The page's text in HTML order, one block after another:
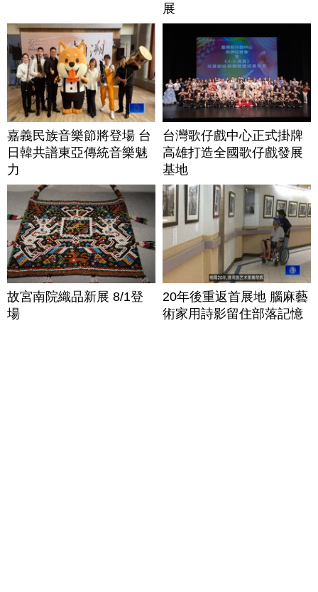
展
嘉義民族音樂節將登場 台
日韓共譜東亞傳統音樂魅
力
台灣歌仔戲中心正式掛牌
高雄打造全國歌仔戲發展
基地
故宮南院織品新展 8/1登
場
20年後重返首展地 腦麻藝
術家用詩影留住部落記憶